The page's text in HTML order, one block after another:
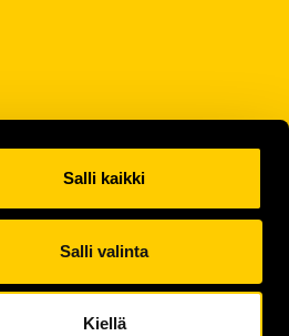
Salli kaikki
Salli valinta
Kiellä